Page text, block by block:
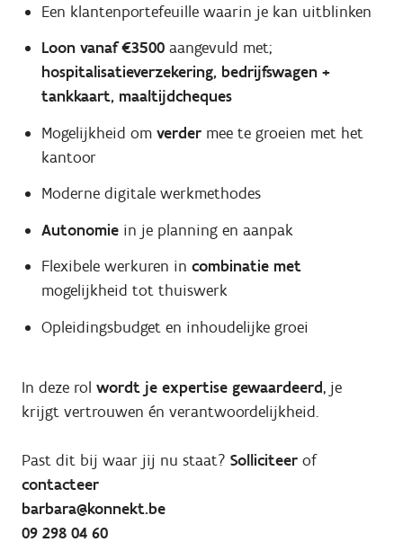
Een klantenportefeuille waarin je kan uitblinken
Loon vanaf €3500 aangevuld met;
hospitalisatieverzekering, bedrijfswagen +
tankkaart, maaltijdcheques
Mogelijkheid om verdermee te groeien met het
kantoor
Moderne digitale werkmethodes
Autonomiein je planning en aanpak
Flexibele werkuren in combinatie met
mogelijkheid tot thuiswerk
Opleidingsbudget en inhoudelijke groei
In deze rol wordt je expertise gewaardeerd, je
krijgt vertrouwen én verantwoordelijkheid.
Past dit bij waar jij nu staat? Solliciteer of
contacteer
barbara@konnekt.be
09 298 04 60